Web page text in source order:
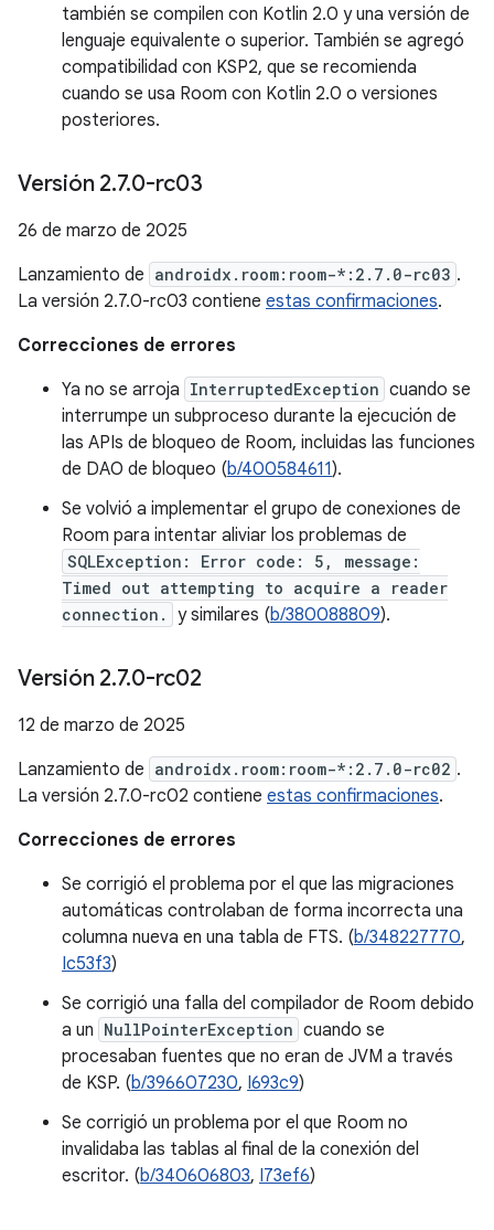
también se compilen con Kotlin 2.0 y una versión de
lenguaje equivalente o superior. También se agregó
compatibilidad con KSP2, que se recomienda
cuando se usa Room con Kotlin 2.0 o versiones
posteriores.
Versión 2.7.0-rc03
26 de marzo de 2025
Lanzamiento de androidx.room:room-*:2.7.0-rc03 .
La versión 2.7.0-rc03 contiene estas confirmaciones.
Correcciones de errores
Ya no se arroja InterruptedException cuando se
interrumpe un subproceso durante la ejecución de
las APIs de bloqueo de Room, incluidas las funciones
de DAO de bloqueo (b/400584611).
Se volvió a implementar el grupo de conexiones de
Room para intentar aliviar los problemas de
SQLException: Error code: 5, message:
Timed out attempting to acquire a reader
connection.
y similares (b/380088809).
Versión 2.7.0-rc02
12 de marzo de 2025
Lanzamiento de androidx.room:room-*:2.7.0-rc02 .
La versión 2.7.0-rc02 contiene estas confirmaciones.
Correcciones de errores
Se corrigió el problema por el que las migraciones
automáticas controlaban de forma incorrecta una
columna nueva en una tabla de FTS. (b/348227770,
Ic53f3)
Se corrigió una falla del compilador de Room debido
a un NullPointerException cuando se
procesaban fuentes que no eran de JVM a través
de KSP. (b/396607230, I693c9)
Se corrigió un problema por el que Room no
invalidaba las tablas al final de la conexión del
escritor. (b/340606803, I73ef6)